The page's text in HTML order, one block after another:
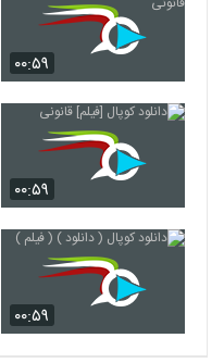
۰۰:۵۹
۰۰:۵۹
۰۰:۵۹